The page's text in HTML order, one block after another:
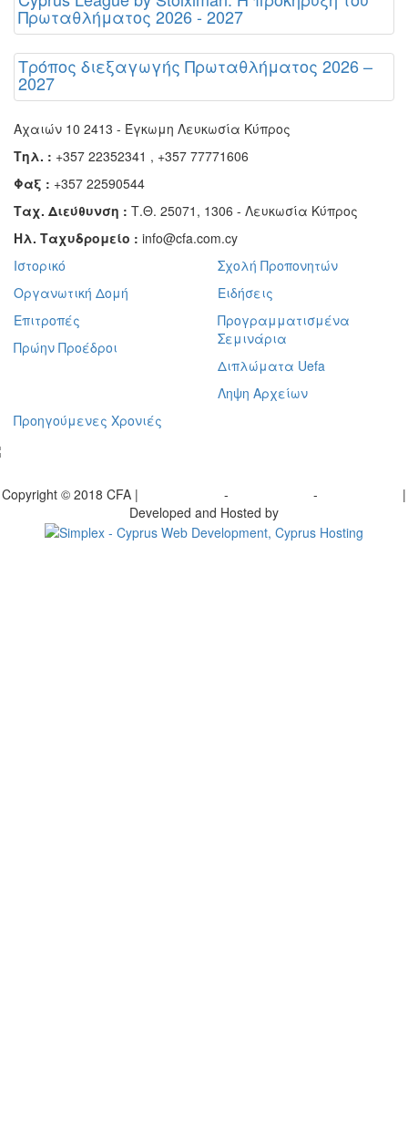
Πρωταθλήματος 2026 - 2027
Τρόπος διεξαγωγής Πρωταθλήματος 2026 –
2027
Αχαιών 10 2413 - Έγκωμη Λευκωσία Κύπρος
Τηλ. : +357 22352341 , +357 77771606
Φαξ : +357 22590544
Ταχ. Διεύθυνση : Τ.Θ. 25071, 1306 - Λευκωσία Κύπρος
Ηλ. Ταχυδρομείο : info@cfa.com.cy
Ιστορικό
Οργανωτική Δομή
Επιτροπές
Πρώην Προέδροι
Σχολή Προπονητών
Ειδήσεις
Προγραμματισμένα
Σεμινάρια
Διπλώματα Uefa
Ληψη Αρχείων
Προηγούμενες Χρονιές
Copyright © 2018 CFA | - -
|
Developed and Hosted by